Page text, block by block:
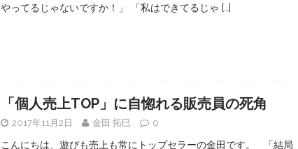
やってるじゃないですか！」 「私はできてるじゃ […]
「個人売上TOP」に自惚れる販売員の死角
2017年11月2日 金田 拓巳 0
こんにちは、遊びも売上も常にトップセラーの金田です。 「結局